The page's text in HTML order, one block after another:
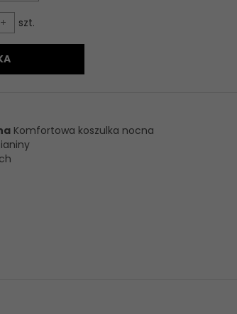
szt.
Komfortowa koszulka nocna